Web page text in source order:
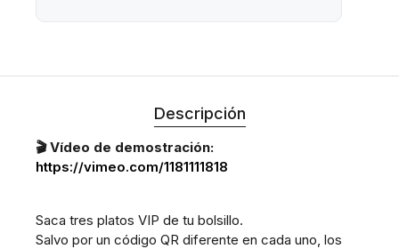
Descripción
🎬 Vídeo de demostración:
https://vimeo.com/1181111818
Saca tres platos VIP de tu bolsillo.
Salvo por un código QR diferente en cada uno, los